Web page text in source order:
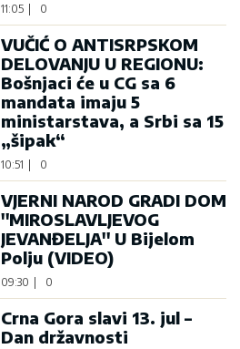
11:05 0
VUČIĆ O ANTISRPSKOM
DELOVANJU U REGIONU:
Bošnjaci će u CG sa 6
mandata imaju 5
ministarstava, a Srbi sa 15
„šipak“
10:51 0
VJERNI NAROD GRADI DOM
''MIROSLAVLJEVOG
JEVANĐELJA'' U Bijelom
Polju (VIDEO)
09:30 0
Crna Gora slavi 13. jul –
Dan državnosti